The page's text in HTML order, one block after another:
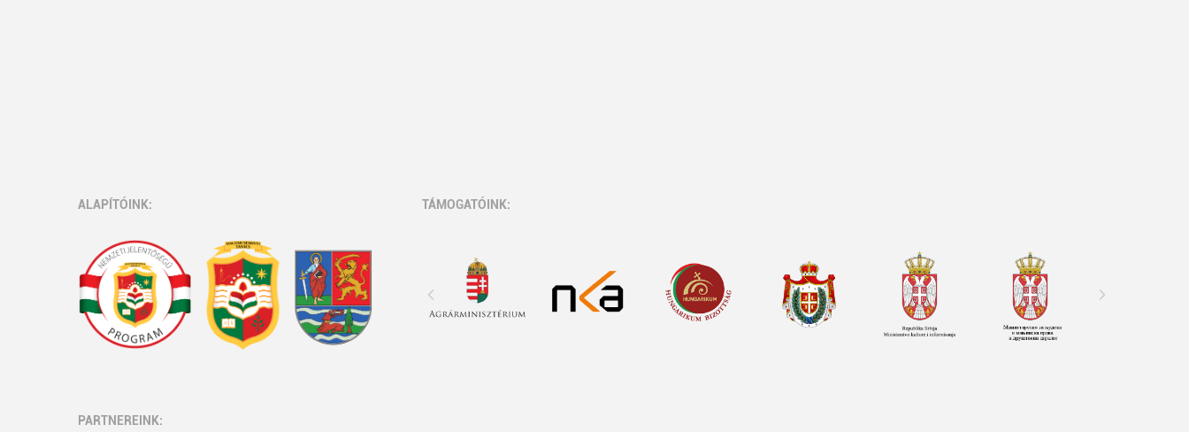
ALAPÍTÓINK: TÁMOGATÓINK:
PARTNEREINK: